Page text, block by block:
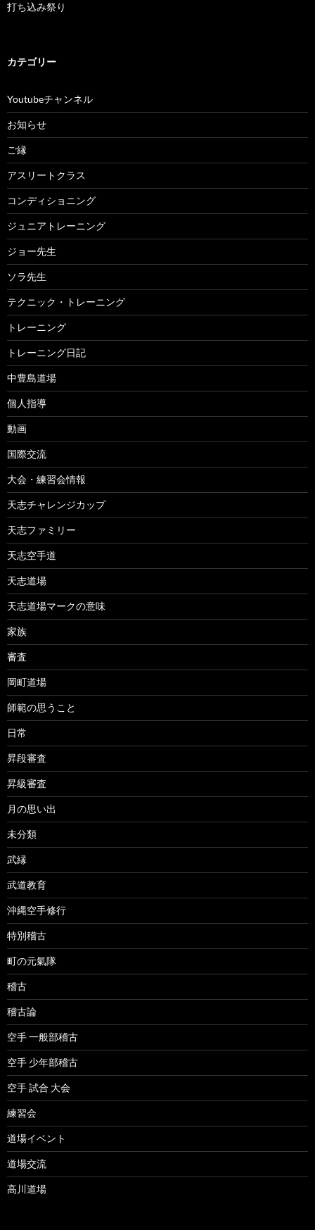
打ち込み祭り
カテゴリー
Youtubeチャンネル
お知らせ
ご縁
アスリートクラス
コンディショニング
ジュニアトレーニング
ジョー先生
ソラ先生
テクニック・トレーニング
トレーニング
トレーニング日記
中豊島道場
個人指導
動画
国際交流
大会・練習会情報
天志チャレンジカップ
天志ファミリー
天志空手道
天志道場
天志道場マークの意味
家族
審査
岡町道場
師範の思うこと
日常
昇段審査
昇級審査
月の思い出
未分類
武縁
武道教育
沖縄空手修行
特別稽古
町の元氣隊
稽古
稽古論
空手 一般部稽古
空手 少年部稽古
空手 試合 大会
練習会
道場イベント
道場交流
高川道場